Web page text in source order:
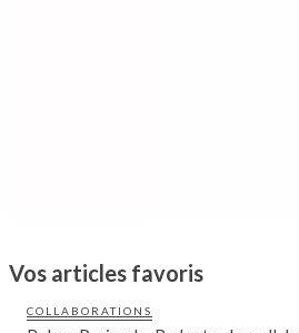
Vos articles favoris
COLLABORATIONS